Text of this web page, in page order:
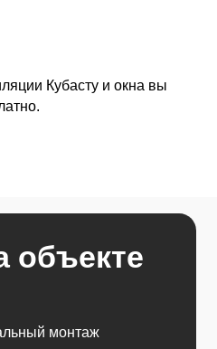
Кубасту и окна вы
монтаж
объекте